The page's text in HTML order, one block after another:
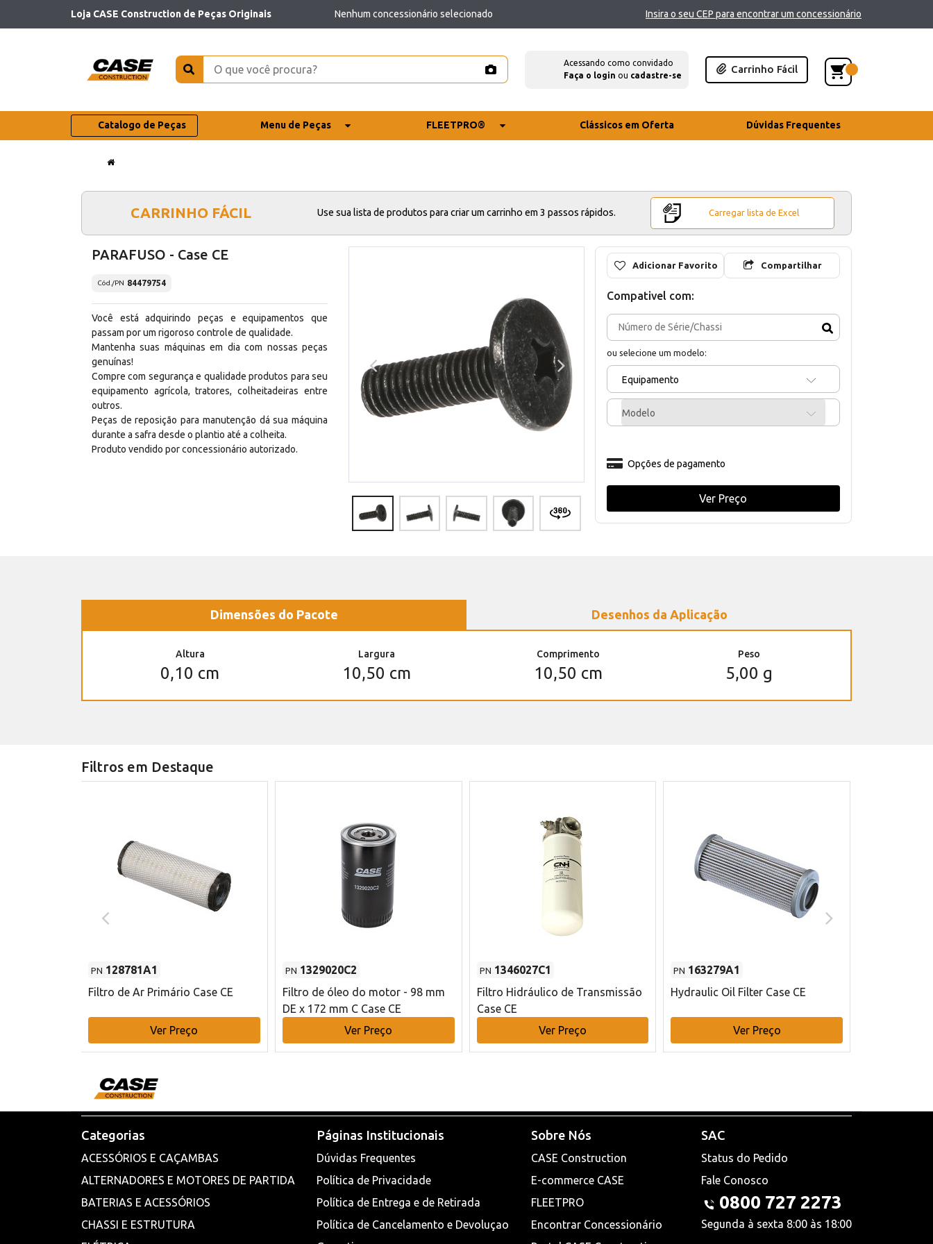
Loja CASE Construction de Peças Originais Nenhum concessionário selecionado Insira o seu CEP para encontrar um concessionário
Acessando como convidado
Faça o login ou cadastre-se
Carrinho Fácil
Catalogo de Peças Menu de Peças FLEETPRO® Clássicos em Oferta Dúvidas Frequentes
CARRINHO FÁCIL Use sua lista de produtos para criar um carrinho em 3 passos rápidos. Carregar lista de Excel
PARAFUSO - Case CE
Cód./PN 84479754
Você está adquirindo peças e equipamentos que
passam por um rigoroso controle de qualidade.
Mantenha suas máquinas em dia com nossas peças
genuínas!
Compre com segurança e qualidade produtos para seu
equipamento agrícola, tratores, colheitadeiras entre
outros.
Peças de reposição para manutenção dá sua máquina
durante a safra desde o plantio até a colheita.
Produto vendido por concessionário autorizado.
Adicionar Favorito Compartilhar
Compativel com:
ou selecione um modelo:
Equipamento
Modelo
Opções de pagamento
Ver Preço
Dimensões do Pacote Desenhos da Aplicação
Altura
0,10 cm
Largura
10,50 cm
Comprimento
10,50 cm
Peso
5,00 g
Filtros em Destaque
PN 128781A1
Filtro de Ar Primário Case CE
Ver Preço
PN 1329020C2
Filtro de óleo do motor - 98 mm
DE x 172 mm C Case CE
Ver Preço
PN 1346027C1
Filtro Hidráulico de Transmissão
Case CE
Ver Preço
PN 163279A1
Hydraulic Oil Filter Case CE
Ver Preço
Categorias
ACESSÓRIOS E CAÇAMBAS
ALTERNADORES E MOTORES DE PARTIDA
BATERIAS E ACESSÓRIOS
CHASSI E ESTRUTURA
Páginas Institucionais
Dúvidas Frequentes
Política de Privacidade
Política de Entrega e de Retirada
Política de Cancelamento e Devoluçao
Sobre Nós
CASE Construction
E-commerce CASE
FLEETPRO
Encontrar Concessionário
SAC
Status do Pedido
Fale Conosco
0800 727 2273
Segunda à sexta 8:00 às 18:00